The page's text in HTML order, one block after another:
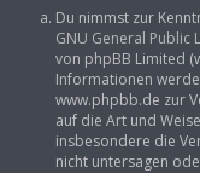
Du nimmst zur
GNU General Public
von phpBB Limited
Informationen
www.phpbb.de zur
auf die Art und
insbesondere die
nicht untersagen